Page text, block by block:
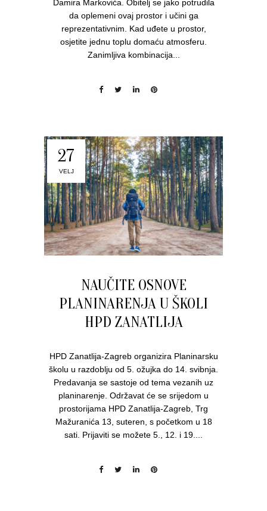
Damira Markovića. Obitelj se jako potrudila
da oplemeni ovaj prostor i učini ga
reprezentativnim. Kad uđete u prostor,
osjetite jednu toplu domaću atmosferu.
Zanimljiva kombinacija...
27
VELJ
NAUČITE OSNOVE
PLANINARENJA U ŠKOLI
HPD ZANATLIJA
HPD Zanatlija-Zagreb organizira Planinarsku
školu u razdoblju od 5. ožujka do 14. svibnja.
Predavanja se sastoje od tema vezanih uz
planinarenje. Održavat će se srijedom u
prostorijama HPD Zanatlija-Zagreb, Trg
Mažuranića 13, suteren, s početkom u 18
sati. Prijaviti se možete 5., 12. i 19....